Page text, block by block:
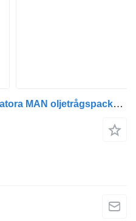
Prokladka maslyanogo radiatora MAN oljetrågspackning